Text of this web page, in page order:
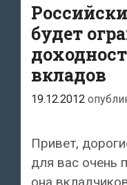
будет
вкладов
19.12.2012
Привет,
для вас очень
она